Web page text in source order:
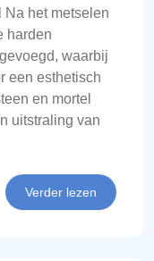
het metselen
harden
waarbij
een esthetisch
en mortel
uitstraling van
Verder lezen